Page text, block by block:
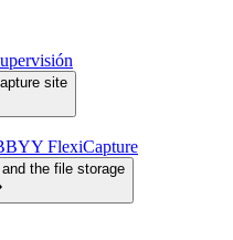
site
FlexiCapture
the file storage